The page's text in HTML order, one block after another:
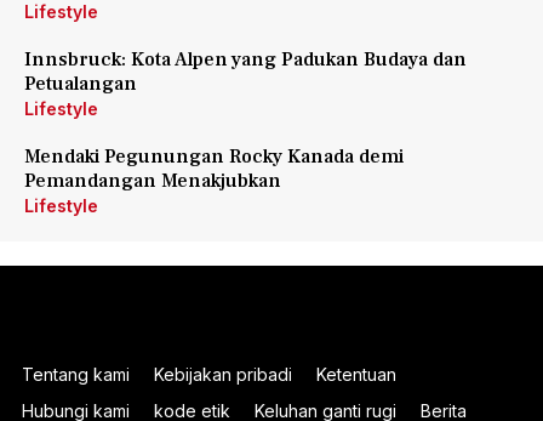
Lifestyle
Innsbruck: Kota Alpen yang Padukan Budaya dan
Petualangan
Lifestyle
Mendaki Pegunungan Rocky Kanada demi
Pemandangan Menakjubkan
Lifestyle
Tentang kami Kebijakan pribadi
Ketentuan
Hubungi kami
kode etik Keluhan ganti rugi Berita